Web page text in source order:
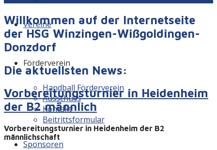
Vereine
Förderverein
Handball Förderverein
Ausschuss
Kontakt
Beitrittsformular
Sponsoren
Willkommen auf der Internetseite
der HSG Winzingen-Wißgoldingen-
Donzdorf
Die aktuellsten News:
Vorbereitungsturnier in Heidenheim
der B2 männlich
Vorbereitungsturnier in Heidenheim der B2
männlichschaft